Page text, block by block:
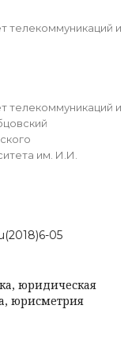
телекоммуникаций и
телекоммуникаций и
им. И.И.
05
юридическая
юрисметрия